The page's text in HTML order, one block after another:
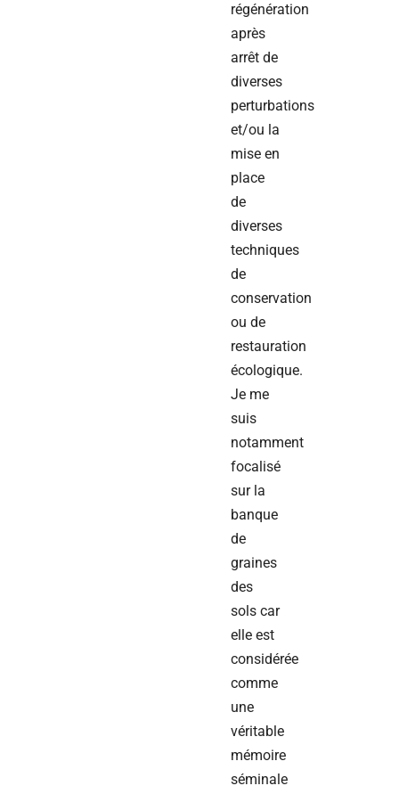
régénération
après
arrêt de
diverses
perturbations
et/ou la
mise en
place
de
diverses
techniques
de
conservation
ou de
restauration
écologique.
Je me
suis
notamment
focalisé
sur la
banque
de
graines
des
sols car
elle est
considérée
comme
une
véritable
mémoire
séminale